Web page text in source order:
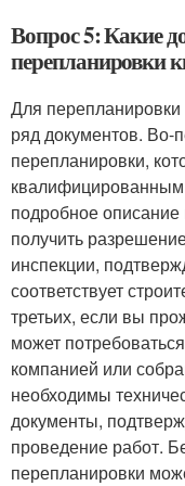
Вопрос 5: Какие
перепланировки
Для перепланировки
ряд документов. Во-
перепланировки,
подробное
получить
инспекции,
соответствует
третьих, если вы
может
компанией или
необходимы
документы,
проведение работ.
перепланировки